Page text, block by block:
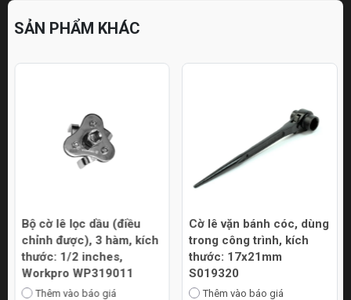
SẢN PHẨM KHÁC
Bộ cờ lê lọc dầu (điều
chỉnh được), 3 hàm, kích
thước: 1/2 inches,
Workpro WP319011
Thêm vào báo giá
Cờ lê vặn bánh cóc, dùng
trong công trình, kích
thước: 17x21mm
S019320
Thêm vào báo giá